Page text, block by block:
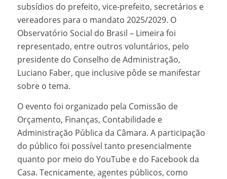
subsídios do prefeito, vice-prefeito, secretários e
vereadores para o mandato 2025/2029. O
Observatório Social do Brasil – Limeira foi
representado, entre outros voluntários, pelo
presidente do Conselho de Administração,
Luciano Faber, que inclusive pôde se manifestar
sobre o tema.
O evento foi organizado pela Comissão de
Orçamento, Finanças, Contabilidade e
Administração Pública da Câmara. A participação
do público foi possível tanto presencialmente
quanto por meio do YouTube e do Facebook da
Casa. Tecnicamente, agentes públicos, como